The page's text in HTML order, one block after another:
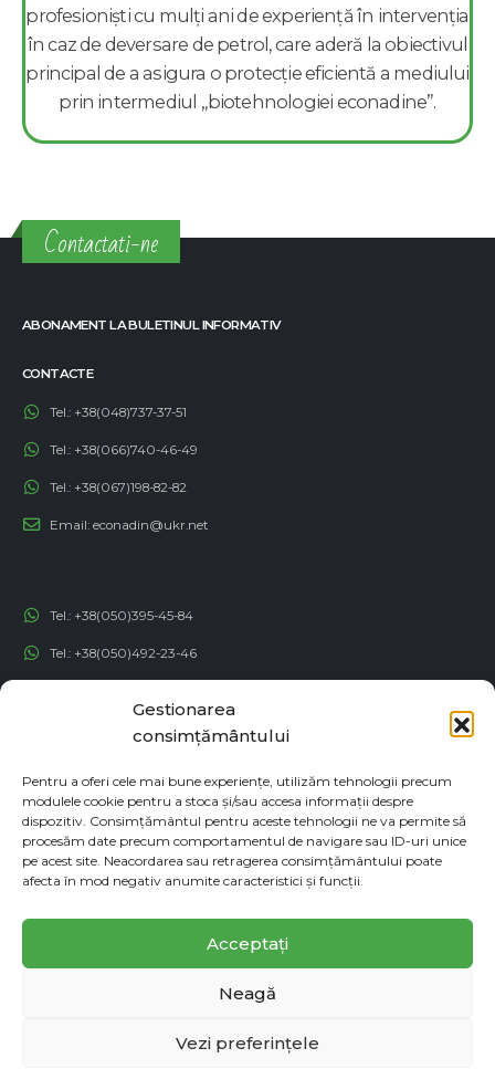
Gestionarea
consimțământului
Pentru a oferi cele mai bune experiențe, utilizăm tehnologii precum
modulele cookie pentru a stoca și/sau accesa informații despre
dispozitiv. Consimțământul pentru aceste tehnologii ne va permite să
procesăm date precum comportamentul de navigare sau ID-uri unice
pe acest site. Neacordarea sau retragerea consimțământului poate
afecta în mod negativ anumite caracteristici și funcții.
Acceptați
Neagă
Vezi preferințele
profesioniști cu mulți ani de experiență în intervenția
în caz de deversare de petrol, care aderă la obiectivul
principal de a asigura o protecție eficientă a mediului
prin intermediul „biotehnologiei econadine”.
Contactati-ne
ABONAMENT LA BULETINUL INFORMATIV
CONTACTE
Tel.: +38(048)737-37-51
Tel.: +38(066)740-46-49
Tel.: +38(067)198-82-82
Email: econadin@ukr.net
Tel.: +38(050)395-45-84
Tel.: +38(050)492-23-46
contact@econadin.com
REȚELE SOCIALE